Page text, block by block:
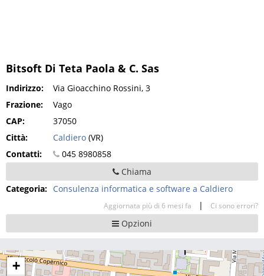
Bitsoft Di Teta Paola & C. Sas
Indirizzo:
Via Gioacchino Rossini, 3
Frazione:
Vago
CAP:
37050
Città:
Caldiero (VR)
Contatti:
045 8980858
Chiama
Categoria: Consulenza informatica e software a Caldiero
Aggiornata più di 6 mesi fa | Ci sono errori?
Opzioni
+